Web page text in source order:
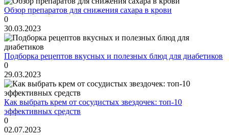
Обзор препаратов для снижения сахара в крови
0
30.03.2023
Подборка рецептов вкусных и полезных блюд для диабетиков
0
29.03.2023
Как выбрать крем от сосудистых звездочек: топ-10
эффективных средств
0
02.07.2023